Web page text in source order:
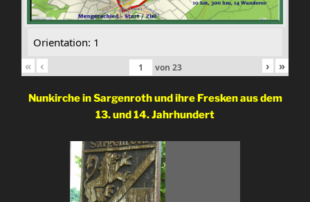
Orientation: 1
«
‹ von 23 › »
Nunkirche in Sargenroth undihre Freskenaus dem
13. und 14. Jahrhundert